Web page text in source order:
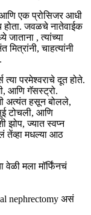
एक प्रोसिजर आधी
जवळचे नातेवाईक
, त्यांच्या
चाहत्यांनी
परमेश्वराचे दूत होते.
आणि गॅसस्ट्रो.
अत्यंत हसून बोलले,
टोचली, आणि
झोप, ज्यात स्वप्न
तेंव्हा मधल्या आठ
मला माॅर्फिंनचं
nephrectomy असं